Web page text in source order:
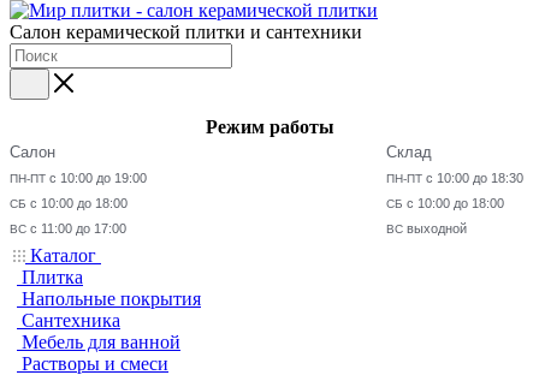
Салон керамической плитки и сантехники
Режим работы
Салон
ПН-ПТ с 10:00 до 19:00
СБ с 10:00 до 18:00
ВС с 11:00 до 17:00
Склад
ПН-ПТ с 10:00 до 18:30
СБ с 10:00 до 18:00
ВС выходной
Каталог
Плитка
Напольные покрытия
Сантехника
Мебель для ванной
Растворы и смеси